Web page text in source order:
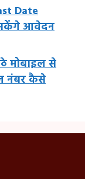
Date
आवेदन
मोबाइल से
नंबर कैसे